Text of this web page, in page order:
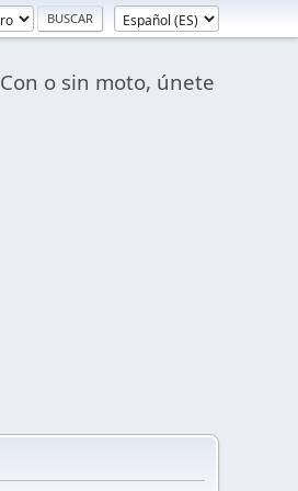
Con o sin moto, únete